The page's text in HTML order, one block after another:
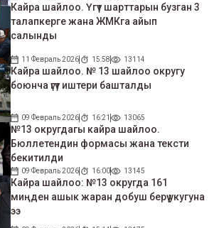
Кайра шайлоо. Үгүт шарттарын бузган 3
талапкерге жана ЖМКга айып
салынды
11 Февраль 2026 15:58 13114
Кайра шайлоо. № 13 шайлоо округу
боюнча үгүт иштери башталды
09 Февраль 2026 16:21 13065
№13 округдагы кайра шайлоо.
Бюллетендин формасы жана тексти
бекитилди
09 Февраль 2026 16:00 13145
Кайра шайлоо: №13 округда 161
миңден ашык жаран добуш берүү укугуна
ээ